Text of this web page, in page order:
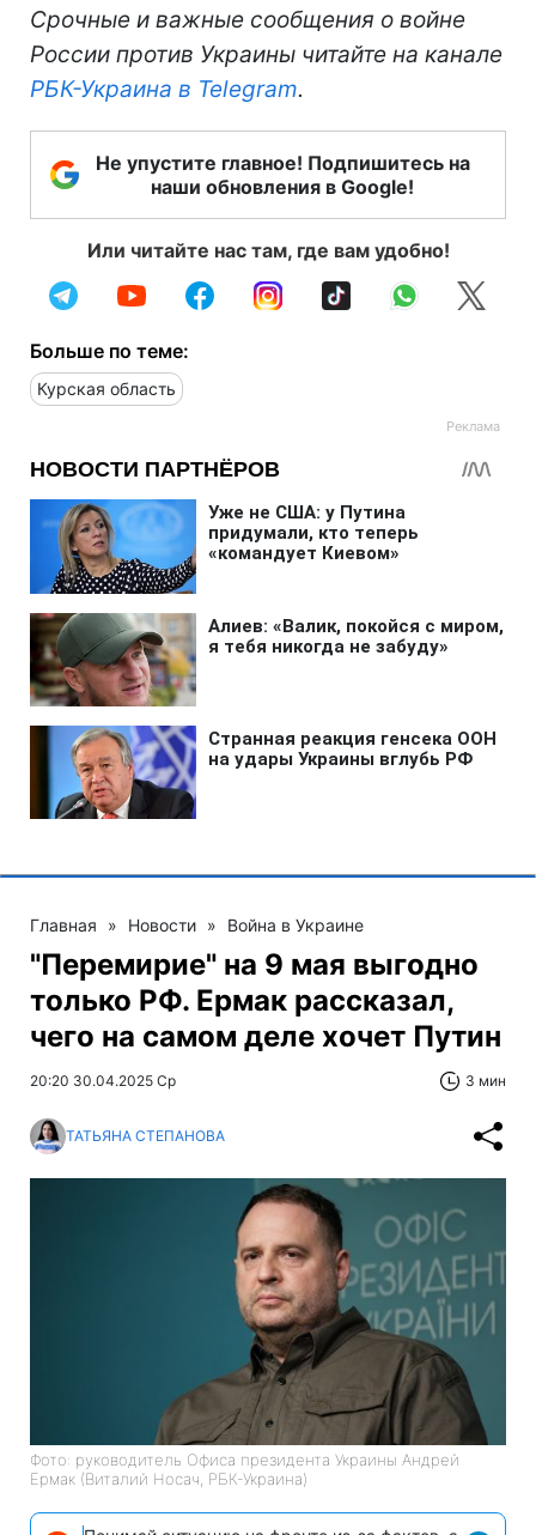
Срочные и важные сообщения о войне
России против Украины читайте на канале
РБК-Украина в Telegram.
Не упустите главное! Подпишитесь на
наши обновления в Google!
Или читайте нас там, где вам удобно!
Больше по теме:
Курская область
Главная » Новости » Война в Украине
"Перемирие" на 9 мая выгодно
только РФ. Ермак рассказал,
чего на самом деле хочет Путин
20:20 30.04.2025 Ср 3 мин
ТАТЬЯНА СТЕПАНОВА
Фото: руководитель Офиса президента Украины Андрей
Ермак (Виталий Носач, РБК-Украина)